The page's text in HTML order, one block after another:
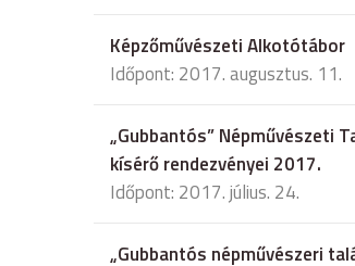
Képzőművészeti Alkotótábor
Időpont: 2017. augusztus. 11.
„Gubbantós” Népművészeti
kísérő rendezvényei 2017.
Időpont: 2017. július. 24.
„Gubbantós népművészeri